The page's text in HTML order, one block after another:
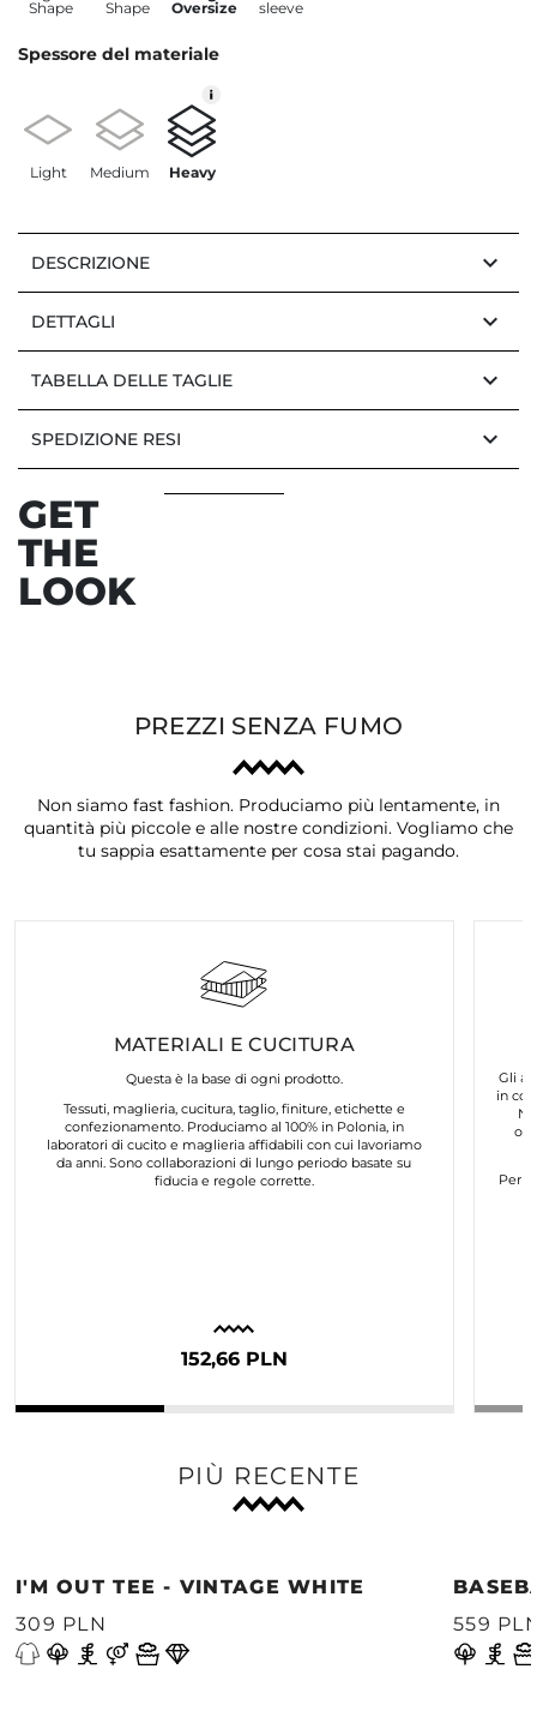
Shape
Shape
Oversize
sleeve
Spessore del materiale
Light Medium Heavy
DESCRIZIONE keyboard_arrow_down
DETTAGLI keyboard_arrow_down
TABELLA DELLE TAGLIE keyboard_arrow_down
SPEDIZIONE RESI keyboard_arrow_down
GET
THE
LOOK
PREZZI SENZA FUMO
Non siamo fast fashion. Produciamo più lentamente, in
quantità più piccole e alle nostre condizioni. Vogliamo che
tu sappia esattamente per cosa stai pagando.
MATERIALI E CUCITURA
Questa è la base di ogni prodotto.
Tessuti, maglieria, cucitura, taglio, finiture, etichette e
confezionamento. Produciamo al 100% in Polonia, in
laboratori di cucito e maglieria affidabili con cui lavoriamo
da anni. Sono collaborazioni di lungo periodo basate su
fiducia e regole corrette.
152,66 PLN
Gli
in
Per
PIÙ RECENTE
I'M OUT TEE - VINTAGE WHITE
309 PLN
559